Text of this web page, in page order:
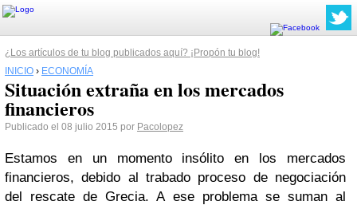
¿Los artículos de tu blog publicados aquí? ¡Propón tu blog!
INICIO › ECONOMÍA
Situación extraña en los mercados
financieros
Publicado el 08 julio 2015 por Pacolopez
Estamos en un momento insólito en los mercados
financieros, debido al trabado proceso de negociación
del rescate de Grecia. A ese problema se suman al